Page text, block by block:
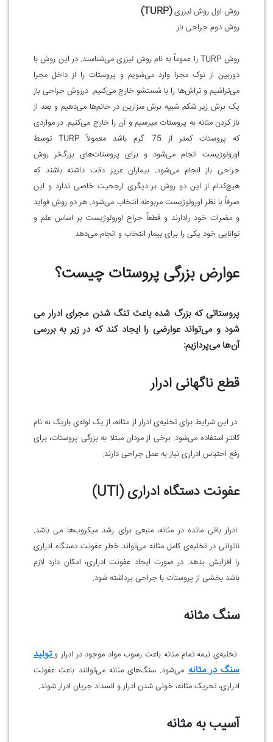
روش اول روش لیزری(TURP)
روش دوم جراحی باز
روش TURP را عموماً به نام روش لیزری می‌شناسند. در این روش با
دوربین از نوک مجرا وارد می‌شویم و پروستات را از داخل مجرا
می‌تراشیم و تراش‌ها را با شستشو خارج می‌کنیم. درروش جراحی باز
یک برش زیر شکم شبیه برش سزارین در خانم‌ها می‌دهیم و بعد از
باز کردن مثانه به پروستات میرسیم و آن را خارج می‌کنیم. در مواردی
که پروستات کمتر از 75 گرم باشد معمولاً TURP توسط
اورولوژیست انجام می‌شود و برای پروستات‌های بزرگ‌تر روش
جراحی باز انجام می‌شود. بیماران عزیز دقت داشته باشند که
هیچ‌کدام از این دو روش بر دیگری ارجحیت خاصی ندارد و این
صرفاً با نظر اورولوژیست مربوطه انتخاب می‌شود. هر دو روش فواید
و مضرات خود رادارند و قطعاً جراح اورولوژیست بر اساس علم و
توانایی خود یکی را برای بیمار انتخاب و انجام می‌دهد
عوارض بزرگی پروستات چیست؟
پروستاتی که بزرگ شده باعث تنگ شدن مجرای ادرار می
شود و می‌تواند عوارضی را ایجاد کند که در زیر به بررسی
آن‌ها می‌پردازیم:
قطع ناگهانی ادرار
در این شرایط برای تخلیه‌ی ادرار از مثانه، از یک لوله‌ی باریک به نام
کاتتر استفاده می‌شود. برخی از مردان مبتلا به بزرگی پروستات، برای
رفع احتباس ادراری نیاز به عمل جراحی دارند.
عفونت دستگاه ادراری (UTI)
ادرار باقی مانده در مثانه، منبعی برای رشد میکروب‌ها می باشد.
ناتوانی در تخلیه‌ی کامل مثانه می‌تواند خطر عفونت دستگاه ادراری
را افزایش بدهد. در صورت ایجاد عفونت ادراری، امکان دارد لازم
باشد بخشی از پروستات با جراحی برداشته شود.
سنگ مثانه
تخلیه‌ی نیمه تمام مثانه باعث رسوب مواد موجود در ادرار وتولید
سنگ در مثانهمی‌شود. سنگ‌های مثانه می‌توانند باعث عفونت
ادراری، تحریک مثانه، خونی شدن ادرار و انسداد جریان ادرار شوند.
آسیب به مثانه